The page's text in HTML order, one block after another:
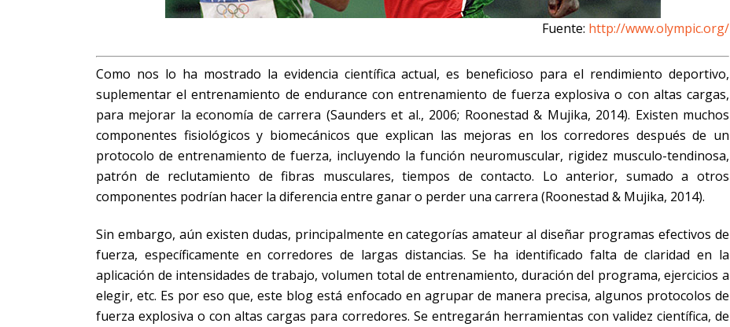
Fuente: http://www.olympic.org/
Como nos lo ha mostrado la evidencia científica actual, es beneficioso para el rendimiento deportivo,
suplementar el entrenamiento de endurance con entrenamiento de fuerza explosiva o con altas cargas,
para mejorar la economía de carrera (Saunders et al., 2006; Roonestad & Mujika, 2014). Existen muchos
componentes fisiológicos y biomecánicos que explican las mejoras en los corredores después de un
protocolo de entrenamiento de fuerza, incluyendo la función neuromuscular, rigidez musculo-tendinosa,
patrón de reclutamiento de fibras musculares, tiempos de contacto. Lo anterior, sumado a otros
componentes podrían hacer la diferencia entre ganar o perder una carrera (Roonestad & Mujika, 2014).
Sin embargo, aún existen dudas, principalmente en categorías amateur al diseñar programas efectivos de
fuerza, específicamente en corredores de largas distancias. Se ha identificado falta de claridad en la
aplicación de intensidades de trabajo, volumen total de entrenamiento, duración del programa, ejercicios a
elegir, etc. Es por eso que, este blog está enfocado en agrupar de manera precisa, algunos protocolos de
fuerza explosiva o con altas cargas para corredores. Se entregarán herramientas con validez científica, de